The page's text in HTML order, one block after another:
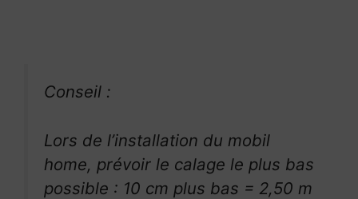
Conseil :
Lors de l’installation du mobil
home, prévoir le calage le plus bas
possible : 10 cm plus bas = 2,50 m